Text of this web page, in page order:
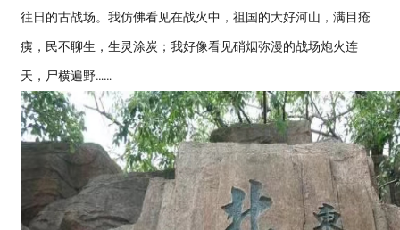
往日的古战场。我仿佛看见在战火中，祖国的大好河山，满目疮
痍，民不聊生，生灵涂炭；我好像看见硝烟弥漫的战场炮火连
天，尸横遍野……